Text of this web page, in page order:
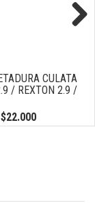
CULATA
/ REXTON 2.9 /
$22.000